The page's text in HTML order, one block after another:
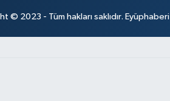
© 2023 - Tüm hakları saklıdır. Eyüphaberi